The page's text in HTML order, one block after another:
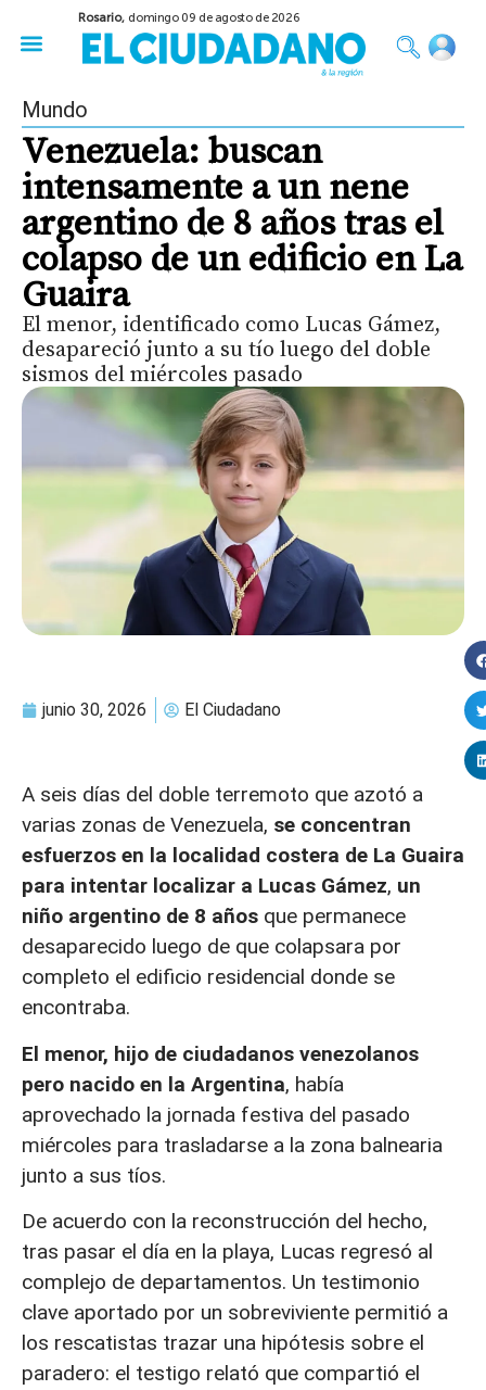
Rosario, domingo 09 de agosto de 2026
Mundo
Venezuela: buscan
intensamente a un nene
argentino de 8 años tras el
colapso de un edificio en La
Guaira
El menor, identificado como Lucas Gámez,
desapareció junto a su tío luego del doble
sismos del miércoles pasado
junio 30, 2026 El Ciudadano
A seis días del doble terremoto que azotó a
varias zonas de Venezuela, se concentran
esfuerzos en la localidad costera de La Guaira
para intentar localizar a Lucas Gámez, un
niño argentino de 8 años que permanece
desaparecido luego de que colapsara por
completo el edificio residencial donde se
encontraba.
El menor, hijo de ciudadanos venezolanos
pero nacido en la Argentina, había
aprovechado la jornada festiva del pasado
miércoles para trasladarse a la zona balnearia
junto a sus tíos.
De acuerdo con la reconstrucción del hecho,
tras pasar el día en la playa, Lucas regresó al
complejo de departamentos. Un testimonio
clave aportado por un sobreviviente permitió a
los rescatistas trazar una hipótesis sobre el
paradero: el testigo relató que compartió el